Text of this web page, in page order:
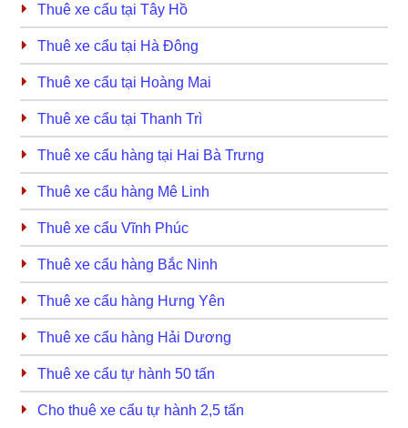
Thuê xe cẩu tại Tây Hồ
Thuê xe cẩu tại Hà Đông
Thuê xe cẩu tại Hoàng Mai
Thuê xe cẩu tại Thanh Trì
Thuê xe cẩu hàng tại Hai Bà Trưng
Thuê xe cẩu hàng Mê Linh
Thuê xe cẩu Vĩnh Phúc
Thuê xe cẩu hàng Bắc Ninh
Thuê xe cẩu hàng Hưng Yên
Thuê xe cẩu hàng Hải Dương
Thuê xe cẩu tự hành 50 tấn
Cho thuê xe cẩu tự hành 2,5 tấn